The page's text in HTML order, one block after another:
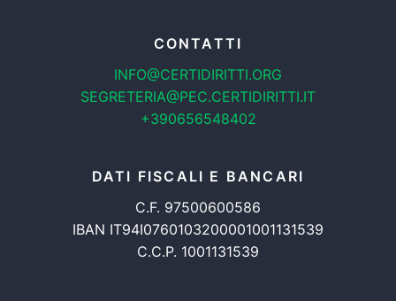
CONTATTI
INFO@CERTIDIRITTI.ORG
SEGRETERIA@PEC.CERTIDIRITTI.IT
+390656548402
DATI FISCALI E BANCARI
C.F. 97500600586
IBAN IT94I0760103200001001131539
C.C.P. 1001131539